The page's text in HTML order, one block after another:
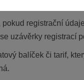
předplacené
registrační
uzávěrky registrací
balíček či tarif,